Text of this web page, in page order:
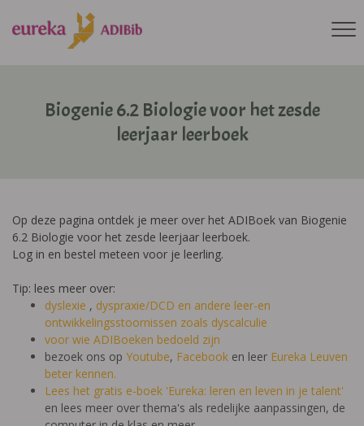
Biogenie 6.2 Biologie voor het zesde
leerjaar leerboek
Op deze pagina ontdek je meer over het ADIBoek van Biogenie
6.2 Biologie voor het zesde leerjaar leerboek.
Log in en bestel meteen voor je leerling.
Tip: lees meer over:
dyslexie , dyspraxie/DCD en andere leer-en
ontwikkelingsstoornissen zoals dyscalculie
voor wie ADIBoeken bedoeld zijn
bezoek ons op Youtube, Facebook en leer Eureka Leuven
beter kennen.
Lees het gratis e-boek 'Eureka: leren en leven in je talent'
en lees meer over thema's als redelijke aanpassingen, de